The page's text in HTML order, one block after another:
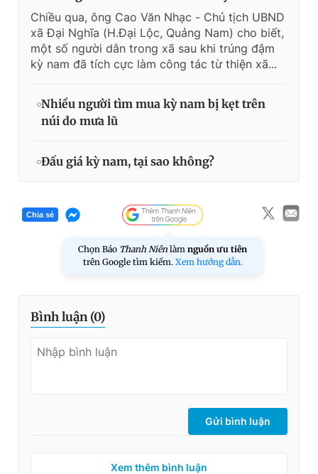
Chiều qua, ông Cao Văn Nhạc - Chủ tịch UBND
xã Đại Nghĩa (H.Đại Lộc, Quảng Nam) cho biết,
một số người dân trong xã sau khi trúng đậm
kỳ nam đã tích cực làm công tác từ thiện xã...
Nhiều người tìm mua kỳ nam bị kẹt trên
núi do mưa lũ
Đấu giá kỳ nam, tại sao không?
Chia sẻ
Chọn Báo Thanh Niên làm nguồn ưu tiên
trên Google tìm kiếm. Xem hướng dẫn.
Bình luận (0)
Gửi bình luận
Xem thêm bình luận